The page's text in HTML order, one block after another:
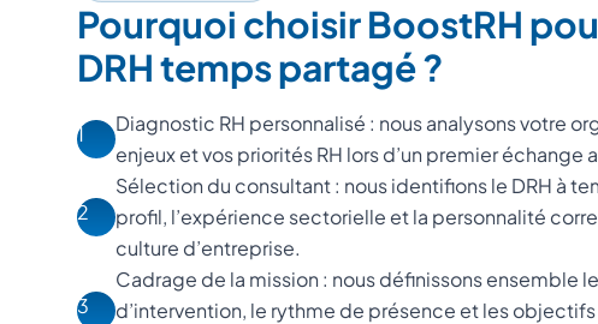
Pourquoi choisir BoostRH
DRH temps partagé ?
1
Diagnostic RH personnalisé : nous analysons votre
enjeux et vos priorités RH lors d’un premier échange
2
Sélection du consultant : nous identifions le DRH à
profil, l’expérience sectorielle et la personnalité
culture d’entreprise.
3
Cadrage de la mission : nous définissons ensemble
d’intervention, le rythme de présence et les